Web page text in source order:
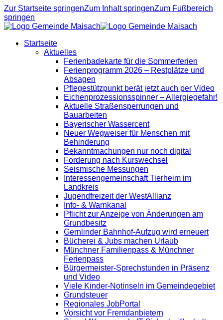
Zur Startseite springenZum Inhalt springenZum Fußbereich
springen
Startseite
Aktuelles
Ferienbadekarte für die Sommerferien
Ferienprogramm 2026 – Restplätze und
Absagen
Pflegestützpunkt berät jetzt auch per Video
Eichenprozessionsspinner – Allergiegefahr!
Aktuelle Straßensperrungen und
Bauarbeiten
Bayerischer Wassercent
Neuer Wegweiser für Menschen mit
Behinderung
Bekanntmachungen nur noch digital
Forderung nach Kurswechsel
Seismische Messungen
Interessengemeinschaft Tierheim im
Landkreis
Jugendfreizeit der WestAllianz
Info- & Warnkanal
Pflicht zur Anzeige von Änderungen am
Grundbesitz
Gernlinder Bahnhof-Aufzug wird erneuert
Bücherei & Jubs machen Urlaub
Münchner Familienpass & Münchner
Ferienpass
Bürgermeister-Sprechstunden in Präsenz
und Video
Viele Kinder-Notinseln im Gemeindegebiet
Grundsteuer
Regionales JobPortal
Vorsicht vor Fremdanbietern